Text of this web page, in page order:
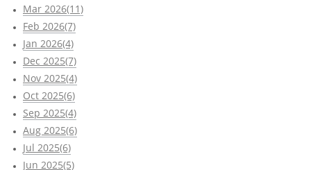
Mar 2026(11)
Feb 2026(7)
Jan 2026(4)
Dec 2025(7)
Nov 2025(4)
Oct 2025(6)
Sep 2025(4)
Aug 2025(6)
Jul 2025(6)
Jun 2025(5)